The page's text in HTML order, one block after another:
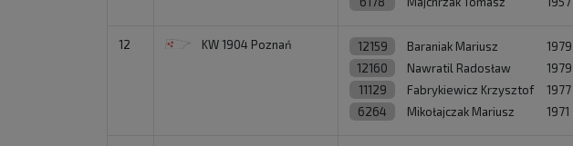
12 KW 1904 Poznań 12159 Baraniak Mariusz
1979
12160
Nawratil Radosław
1979
11129
Fabrykiewicz Krzysztof
1977
6264
Mikołajczak Mariusz 1971